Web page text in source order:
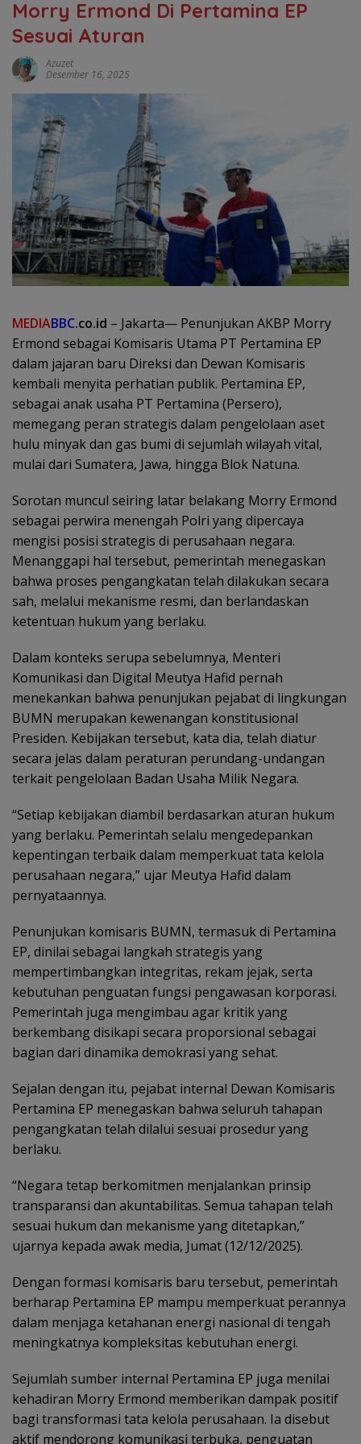
Morry Ermond Di Pertamina EP
Sesuai Aturan
Azuzet
Desember 16, 2025
MEDIABBC.co.id – Jakarta— Penunjukan AKBP Morry
Ermond sebagai Komisaris Utama PT Pertamina EP
dalam jajaran baru Direksi dan Dewan Komisaris
kembali menyita perhatian publik. Pertamina EP,
sebagai anak usaha PT Pertamina (Persero),
memegang peran strategis dalam pengelolaan aset
hulu minyak dan gas bumi di sejumlah wilayah vital,
mulai dari Sumatera, Jawa, hingga Blok Natuna.
Sorotan muncul seiring latar belakang Morry Ermond
sebagai perwira menengah Polri yang dipercaya
mengisi posisi strategis di perusahaan negara.
Menanggapi hal tersebut, pemerintah menegaskan
bahwa proses pengangkatan telah dilakukan secara
sah, melalui mekanisme resmi, dan berlandaskan
ketentuan hukum yang berlaku.
Dalam konteks serupa sebelumnya, Menteri
Komunikasi dan Digital Meutya Hafid pernah
menekankan bahwa penunjukan pejabat di lingkungan
BUMN merupakan kewenangan konstitusional
Presiden. Kebijakan tersebut, kata dia, telah diatur
secara jelas dalam peraturan perundang-undangan
terkait pengelolaan Badan Usaha Milik Negara.
“Setiap kebijakan diambil berdasarkan aturan hukum
yang berlaku. Pemerintah selalu mengedepankan
kepentingan terbaik dalam memperkuat tata kelola
perusahaan negara,” ujar Meutya Hafid dalam
pernyataannya.
Penunjukan komisaris BUMN, termasuk di Pertamina
EP, dinilai sebagai langkah strategis yang
mempertimbangkan integritas, rekam jejak, serta
kebutuhan penguatan fungsi pengawasan korporasi.
Pemerintah juga mengimbau agar kritik yang
berkembang disikapi secara proporsional sebagai
bagian dari dinamika demokrasi yang sehat.
Sejalan dengan itu, pejabat internal Dewan Komisaris
Pertamina EP menegaskan bahwa seluruh tahapan
pengangkatan telah dilalui sesuai prosedur yang
berlaku.
“Negara tetap berkomitmen menjalankan prinsip
transparansi dan akuntabilitas. Semua tahapan telah
sesuai hukum dan mekanisme yang ditetapkan,”
ujarnya kepada awak media, Jumat (12/12/2025).
Dengan formasi komisaris baru tersebut, pemerintah
berharap Pertamina EP mampu memperkuat perannya
dalam menjaga ketahanan energi nasional di tengah
meningkatnya kompleksitas kebutuhan energi.
Sejumlah sumber internal Pertamina EP juga menilai
kehadiran Morry Ermond memberikan dampak positif
bagi transformasi tata kelola perusahaan. Ia disebut
aktif mendorong komunikasi terbuka, penguatan